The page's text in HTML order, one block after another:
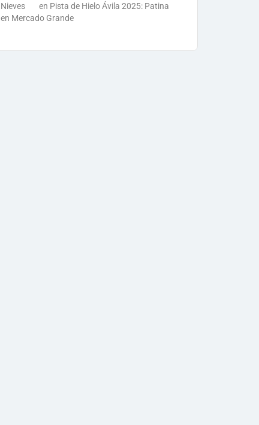
Nieves en Pista de Hielo Ávila 2025: Patina
en Mercado Grande